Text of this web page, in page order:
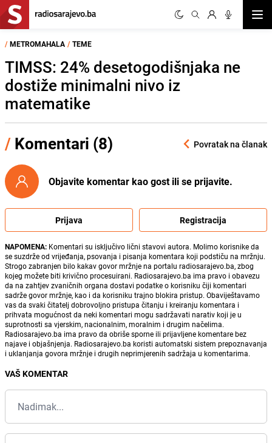
/ METROMAHALA / TEME
TIMSS: 24% desetogodišnjaka ne
dostiže minimalni nivo iz
matematike
/ Komentari (8) Povratak na članak
Objavite komentar kao gost ili se prijavite.
Prijava Registracija
NAPOMENA: Komentari su isključivo lični stavovi autora. Molimo korisnike da
se suzdrže od vrijeđanja, psovanja i pisanja komentara koji podstiču na mržnju.
Strogo zabranjen bilo kakav govor mržnje na portalu radiosarajevo.ba, zbog
kojeg možete biti krivično procesuirani. Radiosarajevo.ba ima pravo i obavezu
da na zahtjev zvaničnih organa dostavi podatke o korisniku čiji komentari
sadrže govor mržnje, kao i da korisniku trajno blokira pristup. Obaviještavamo
vas da svaki čitatelj dobrovoljno pristupa čitanju i kreiranju komentara i
prihvata mogućnost da neki komentari mogu sadržavati narativ koji je u
suprotnosti sa vjerskim, nacionalnim, moralnim i drugim načelima.
Radiosarajevo.ba ima pravo da obriše sporne ili prijavljene komentare bez
najave i objašnjenja. Radiosarajevo.ba koristi automatski sistem prepoznavanja
i uklanjanja govora mržnje i drugih neprimjerenih sadržaja u komentarima.
VAŠ KOMENTAR